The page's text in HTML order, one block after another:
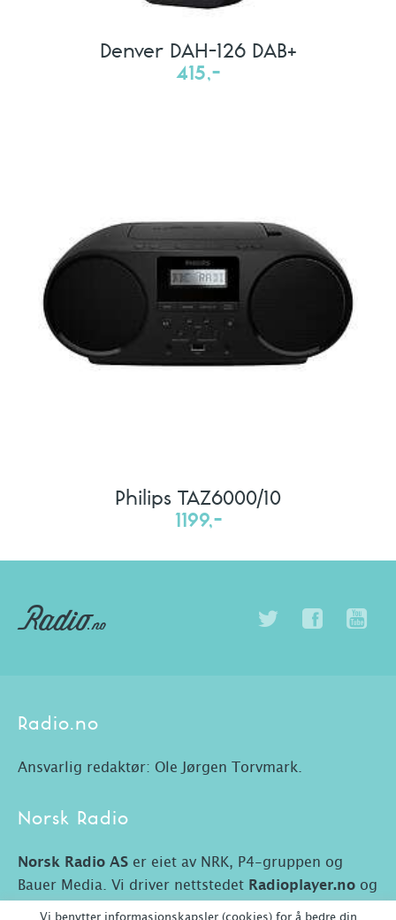
Denver DAH-126 DAB+
415,-
Philips TAZ6000/10
1199,-
Radio.no
Ansvarlig redaktør: Ole Jørgen Torvmark.
Norsk Radio
Norsk Radio AS er eiet av NRK, P4-gruppen og
Bauer Media. Vi driver nettstedet Radioplayer.no og
Vi benytter informasjonskapsler (cookies) for å bedre din